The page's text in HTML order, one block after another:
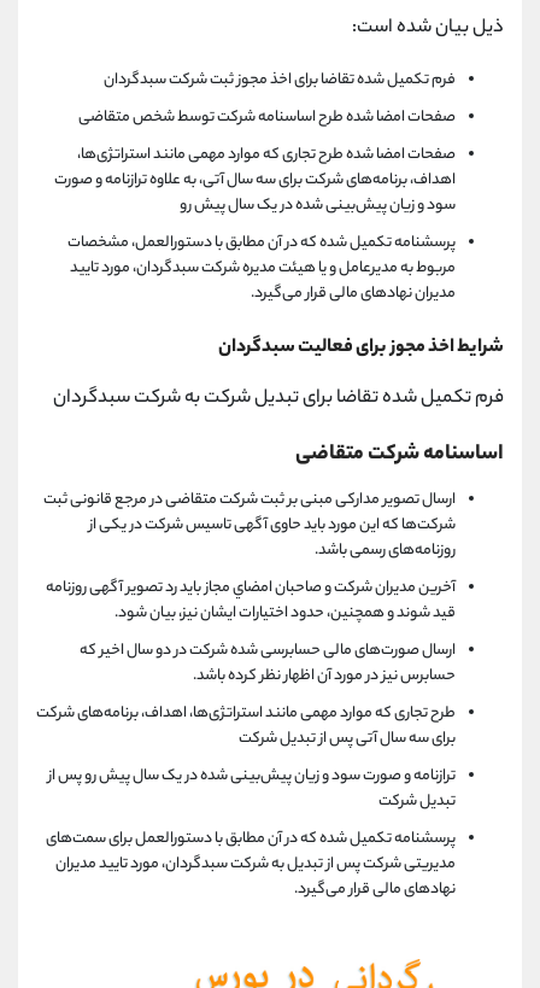
ذیل بیان شده است:
فرم تکمیل شده تقاضا برای اخذ مجوز ثبت شرکت سبدگردان
صفحات امضا شده طرح اساسنامه شرکت توسط شخص متقاضی
صفحات امضا شده طرح تجاری که موارد مهمی مانند استراتژی‌ها،
اهداف، برنامه‌های شرکت برای سه سال آتی، به علاوه ترازنامه و صورت
سود و زیان پیش‌بینی شده در یک سال پیش رو
پرسشنامه تکمیل شده که در آن مطابق با دستورالعمل، مشخصات
مربوط به مدیرعامل و یا هیئت مدیره شرکت سبدگردان، مورد تایید
مدیران نهادهای مالی قرار می‌گیرد.
شرایط اخذ مجوز برای فعالیت سبدگردان
فرم تکمیل شده تقاضا برای تبدیل شرکت به شرکت سبدگردان
اساسنامه شرکت متقاضی
ارسال تصویر مدارکی مبنی بر ثبت شرکت متقاضی در مرجع قانونی ثبت
شرکت‌ها که این مورد باید حاوی آگهی تاسیس شرکت در یکی از
روزنامه‌های رسمی باشد.
آخرين مديران شركت و صاحبان امضاي مجاز باید رد تصویر آگهی روزنامه
قید شوند و همچنین، حدود اختیارات ایشان نیز، بیان شود.
ارسال صورت‌های مالی حسابرسی شده شرکت در دو سال اخیر که
حسابرس نیز در مورد آن اظهار نظر کرده باشد.
طرح تجاری که موارد مهمی مانند استراتژی‌ها، اهداف، برنامه‌های شرکت
برای سه سال آتی پس از تبدیل شرکت
ترازنامه و صورت سود و زیان پیش‌بینی شده در یک سال پیش رو پس از
تبدیل شرکت
پرسشنامه تکمیل شده که در آن مطابق با دستورالعمل برای سمت‌های
مدیریتی شرکت پس از تبدیل به شرکت سبدگردان، مورد تایید مدیران
نهادهای مالی قرار می‌گیرد.